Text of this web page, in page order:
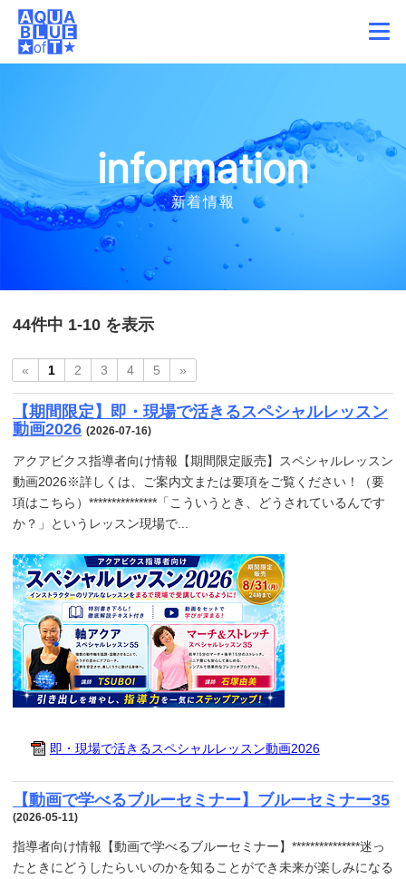
information
新着情報
44件中 1-10 を表示
« 1 2 3 4 5 »
【期間限定】即・現場で活きるスペシャルレッスン
動画2026 (2026-07-16)
アクアビクス指導者向け情報【期間限定販売】スペシャルレッスン
動画2026※詳しくは、ご案内文または要項をご覧ください！（要
項はこちら）***************「こういうとき、どうされているんです
か？」というレッスン現場で...
即・現場で活きるスペシャルレッスン動画2026
【動画で学べるブルーセミナー】ブルーセミナー35
(2026-05-11)
指導者向け情報【動画で学べるブルーセミナー】***************迷っ
たときにどうしたらいいのかを知ることができ未来が楽しみになる